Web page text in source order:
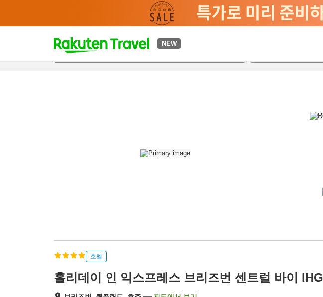
NEW
t
p
개요객실 & 숙박 상품이용 후기 편의 시설/서비스
호텔
홀리데이 인 익스프레스 브리즈번 센트럴 바이 IHG